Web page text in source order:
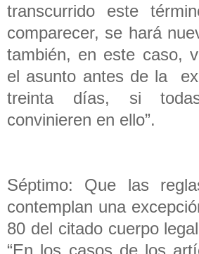
transcurrido este
comparecer, se hará
también, en este caso,
el asunto antes de la
treinta días, si
convinieren en ello”.
Séptimo: Que las
contemplan una
80 del citado cuerpo
“En los casos de los